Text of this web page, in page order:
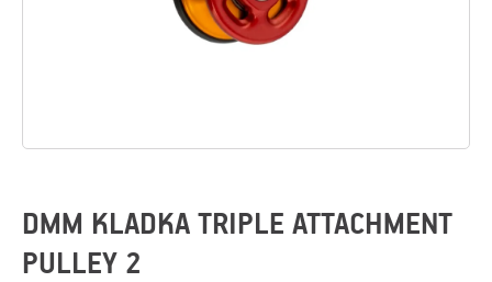
DMM KLADKA TRIPLE ATTACHMENT
PULLEY 2